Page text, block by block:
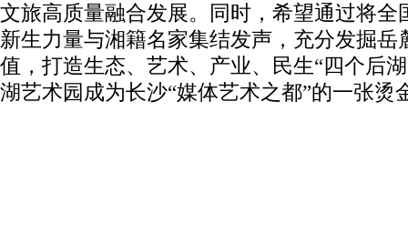
文旅高质量融合发展。同时，希望通过将全
新生力量与湘籍名家集结发声，充分发掘岳
值，打造生态、艺术、产业、民生“四个后
湖艺术园成为长沙“媒体艺术之都”的一张烫